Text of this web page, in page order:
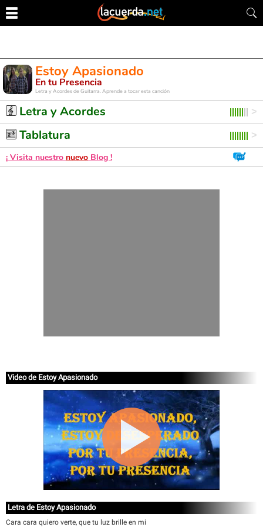
Estoy Apasionado
En tu Presencia
Letra y Acordes de Guitarra. Aprende a tocar esta canción
Letra y Acordes
Tablatura
¡ Visita nuestro nuevo Blog !
Video de Estoy Apasionado
Letra de Estoy Apasionado
Cara cara quiero verte, que tu luz brille en mi